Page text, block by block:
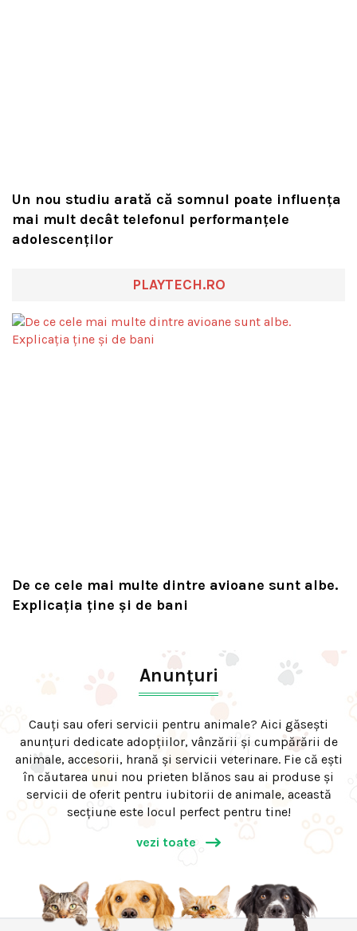
Un nou studiu arată că somnul poate influența
mai mult decât telefonul performanțele
adolescenților
PLAYTECH.RO
De ce cele mai multe dintre avioane sunt albe.
Explicația ține și de bani
Anunțuri
Cauți sau oferi servicii pentru animale? Aici găsești
anunțuri dedicate adopțiilor, vânzării și cumpărării de
animale, accesorii, hrană și servicii veterinare. Fie că ești
în căutarea unui nou prieten blănos sau ai produse și
servicii de oferit pentru iubitorii de animale, această
secțiune este locul perfect pentru tine!
vezi toate